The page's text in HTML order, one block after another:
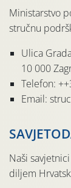
Ministarstvo
stručnu
Ulica
10 000
Telefon:
Email:
Naši
diljem